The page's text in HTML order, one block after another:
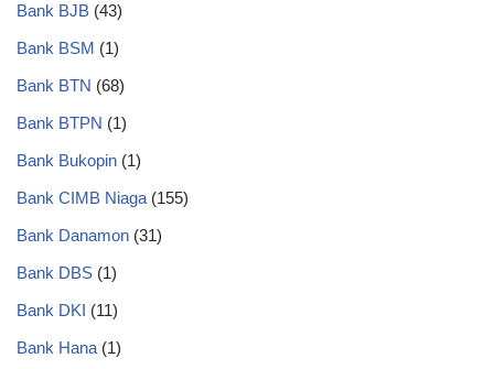
Bank BJB (43)
Bank BSM (1)
Bank BTN (68)
Bank BTPN (1)
Bank Bukopin (1)
Bank CIMB Niaga (155)
Bank Danamon (31)
Bank DBS (1)
Bank DKI (11)
Bank Hana (1)